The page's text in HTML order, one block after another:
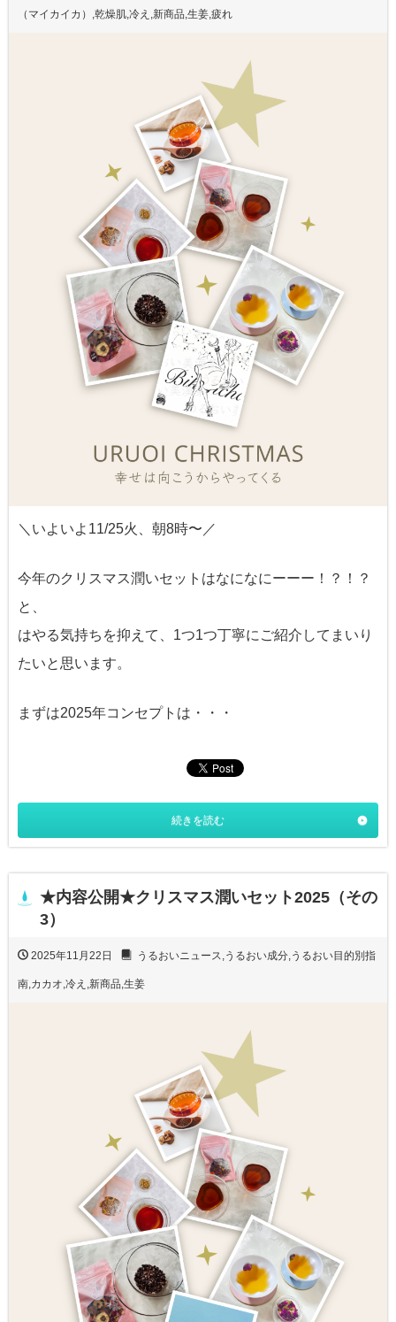
（マイカイカ） ,乾燥肌,冷え ,新商品,生姜,疲れ
＼いよいよ11/25火、朝8時〜／
今年のクリスマス潤いセットはなになにーーー！？！？
と、
はやる気持ちを抑えて、1つ1つ丁寧にご紹介してまいり
たいと思います。
まずは2025年コンセプトは・・・
続きを読む
★内容公開★クリスマス潤いセット2025（その
3）
2025年11月22日 うるおいニュース うるおい成分 うるおい目的別指
南 カカオ 冷え 新商品 生姜